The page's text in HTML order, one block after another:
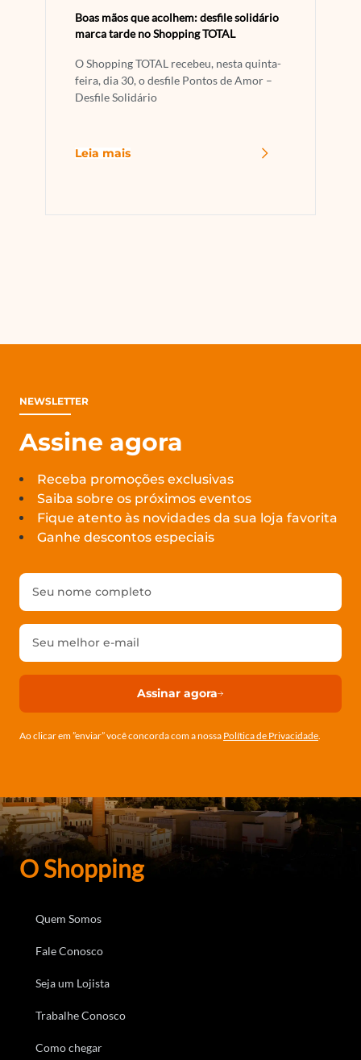
Boas mãos que acolhem: desfile solidário
marca tarde no Shopping TOTAL
O Shopping TOTAL recebeu, nesta quinta-
feira, dia 30, o desfile Pontos de Amor –
Desfile Solidário
Leia mais
NEWSLETTER
Assine agora
Receba promoções exclusivas
Saiba sobre os próximos eventos
Fique atento às novidades da sua loja favorita
Ganhe descontos especiais
Assinar agora
Ao clicar em ”enviar” você concorda com a nossa Política de Privacidade
O Shopping
Quem Somos
Fale Conosco
Seja um Lojista
Trabalhe Conosco
Como chegar